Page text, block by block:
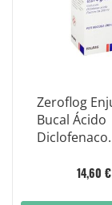
Zeroflog
Bucal Ácido
Diclofenaco
Frasco 200 ml
14,60 €